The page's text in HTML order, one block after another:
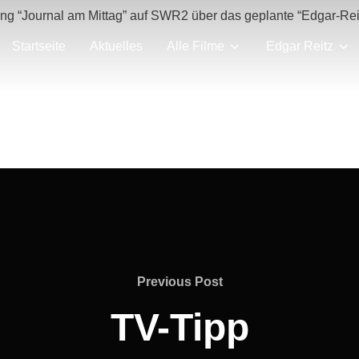
Startseite
Aktuelles Alle Filme Edgar Reitz
“Journal am Mittag” auf SWR2 über das geplante “Edgar-
Previous
Previous Post
TV-Tipp